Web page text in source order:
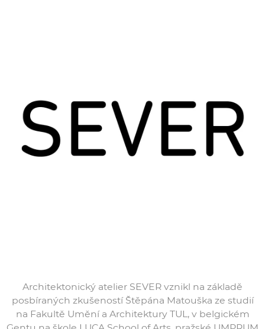
Architektonický atelier SEVER vznikl na základě
posbíraných zkušeností Štěpána Matouška ze studií
na Fakultě Umění a Architektury TUL, v belgickém